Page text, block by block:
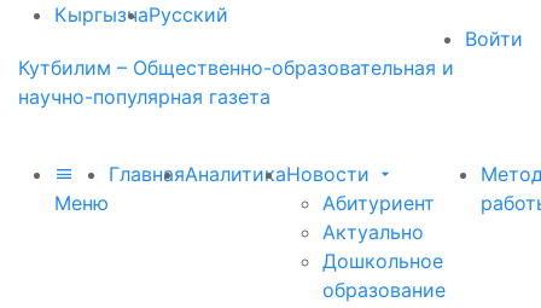
КыргызчаРусский
Войти
Кутбилим – Общественно-образовательная и
научно-популярная газета
Меню
ГлавнаяАналитикаНовости
Абитуриент
Актуально
Дошкольное
образование